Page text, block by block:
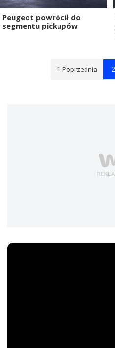
Peugeot powrócił do
segmentu pickupów
Poprzednia 2